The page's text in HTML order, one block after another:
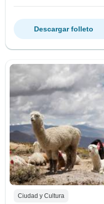
Descargar folleto
Ciudad y Cultura